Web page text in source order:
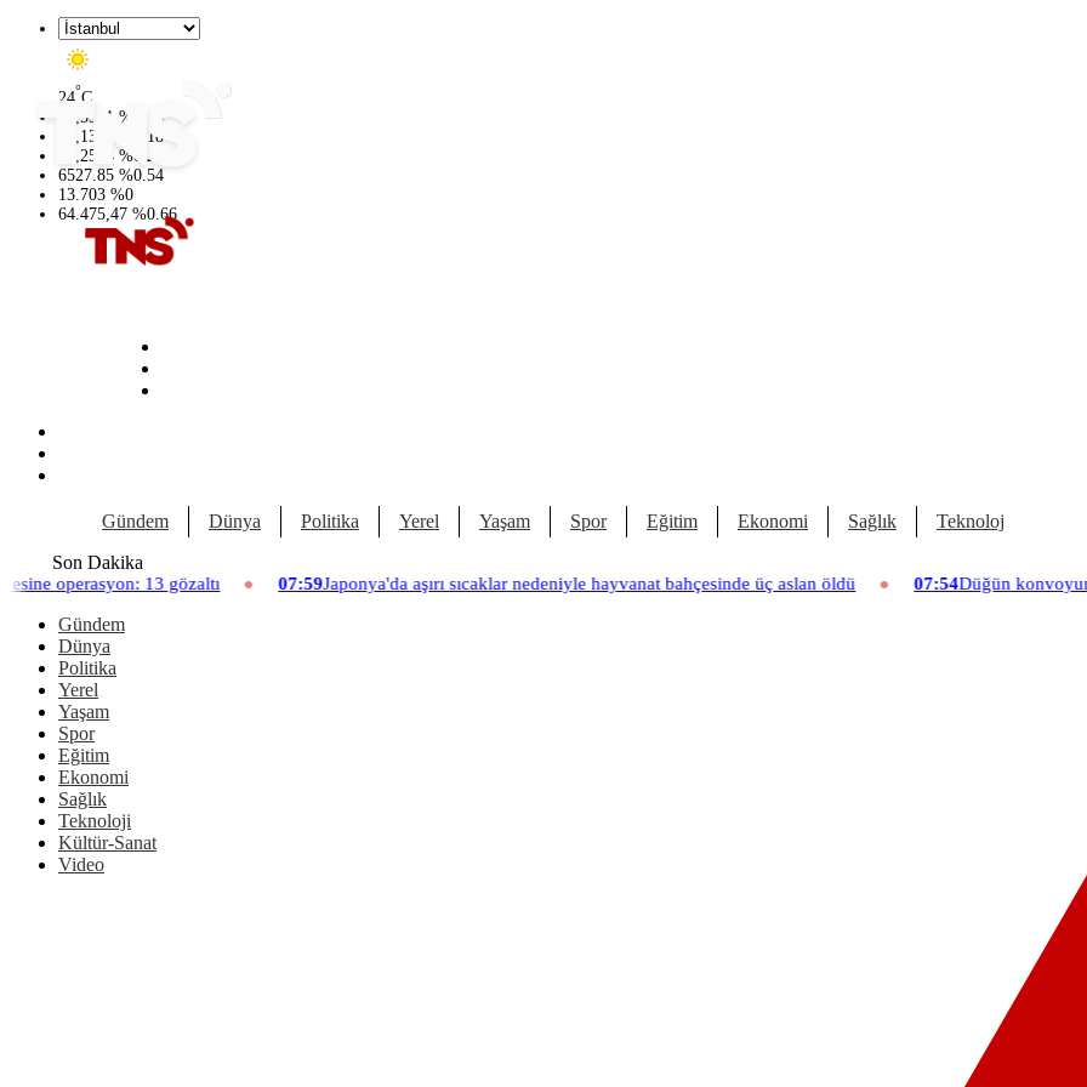
24°C
47,5971 %
0.05
55,1336
0.18
64,2534 %0.22
6527.85 %0.54
13.703 %0
64.475,47 %0.66
Gündem Dünya Politika Yerel Yaşam Spor Eğitim Ekonomi Sağlık Teknoloji
Son Dakika
13 gözaltı 07:59 Japonya'da aşırı sıcaklar nedeniyle hayvanat bahçesinde üç aslan öldü 07:54 Düğün konvoyuna ağır
Gündem
Dünya
Politika
Yerel
Yaşam
Spor
Eğitim
Ekonomi
Sağlık
Teknoloji
Kültür-Sanat
Video